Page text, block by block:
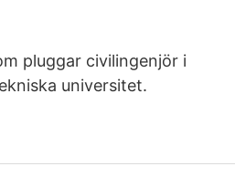
pluggar civilingenjör i
universitet.